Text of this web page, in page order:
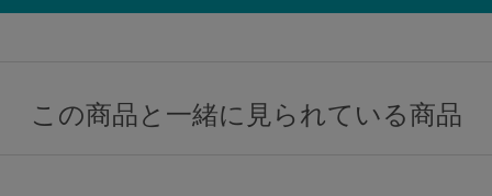
この商品と一緒に見られている商品